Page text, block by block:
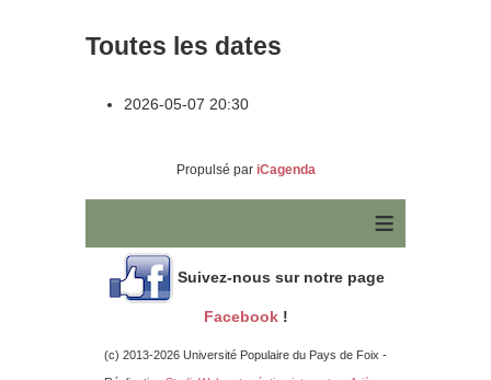
Toutes les dates
2026-05-07 20:30
Propulsé par iCagenda
≡
Suivez-nous sur notre page
Facebook!
(c) 2013-2026 Université Populaire du Pays de Foix -